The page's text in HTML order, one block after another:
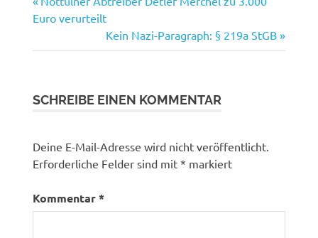
Beitragsnavigation
Beitrag:
Euro verurteilt
Nächster
Beitrag:
Kein Nazi-Paragraph: § 219a StGB
SCHREIBE EINEN KOMMENTAR
Deine E-Mail-Adresse wird nicht veröffentlicht.
Erforderliche Felder sind mit* markiert
Kommentar*